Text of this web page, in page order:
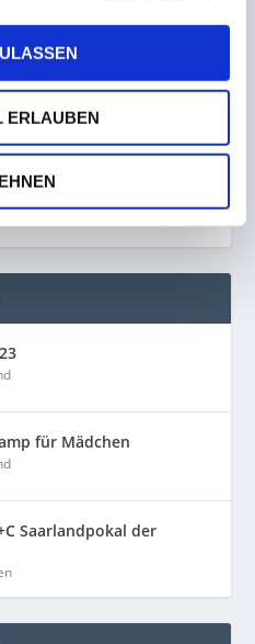
ERLAUBEN
Blankenburg kehrt
für Mädchen
Saarlandpokal der